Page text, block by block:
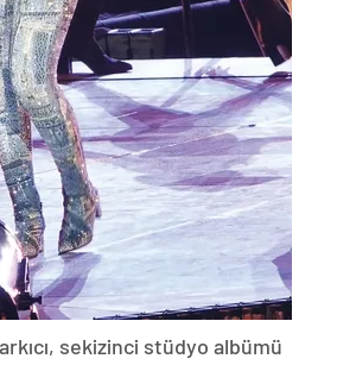
sekizinci stüdyo albümü